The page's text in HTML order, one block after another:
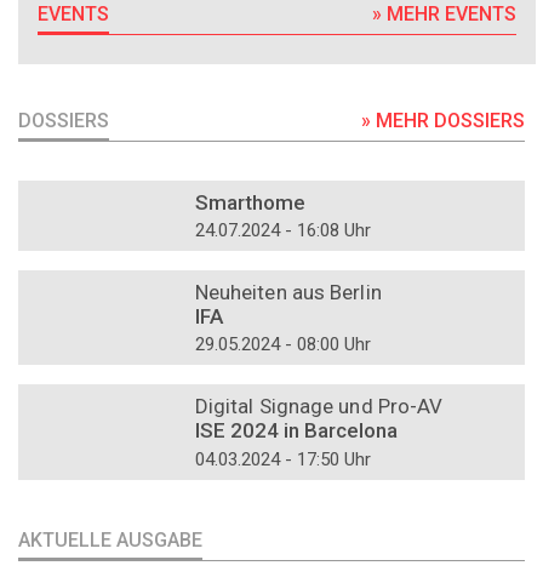
EVENTS » MEHR EVENTS
DOSSIERS » MEHR DOSSIERS
Smarthome
24.07.2024 - 16:08 Uhr
Neuheiten aus Berlin
IFA
29.05.2024 - 08:00 Uhr
Digital Signage und Pro-AV
ISE 2024 in Barcelona
04.03.2024 - 17:50 Uhr
AKTUELLE AUSGABE